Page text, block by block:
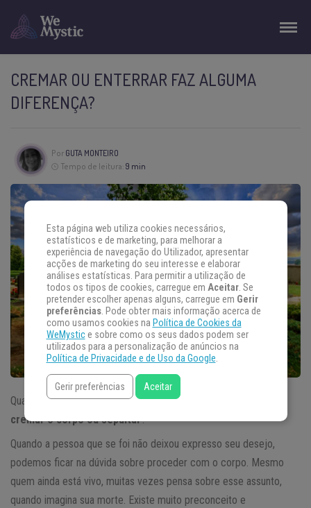
CREMAR OU ENTERRAR FAZ ALGUMA
DIFERENÇA?
Por GUTA MONTEIRO
Tempo de leitura: 9 min
Quando morre alguém, vem a dúvida sobre qual ritual seguir:
cremar o corpo ou sepultar?
Quando a pessoa que se foi não deixou expresso seu desejo,
podemos ficar na dúvida sobre proceder com o corpo. Mesmo
quem ainda está vivo, muitas vezes pensa sobre esse assunto,
quando imagina sua morte. Existe muito preconceito e
Esta página web utiliza cookies necessários,
estatísticos e de marketing, para melhorar a
experiência de navegação do Utilizador, apresentar
acções de marketing do seu interesse e elaborar
análises estatísticas. Para permitir a utilização de
todos os tipos de cookies, carregue em Aceitar. Se
pretender escolher apenas alguns, carregue em Gerir
preferências. Pode obter mais informação acerca de
como usamos cookies na Política de Cookies da
WeMystice sobre como os seus dados podem ser
utilizados para a personalização de anúncios na
Política de Privacidade e de Uso da Google.
Gerir preferências Aceitar